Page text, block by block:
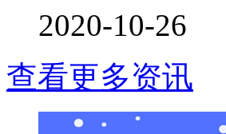
2020-10-26
查看更多资讯